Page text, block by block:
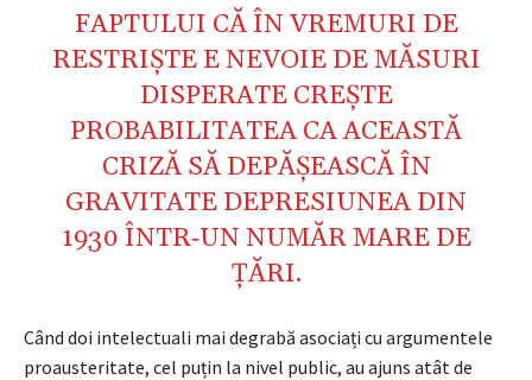
FAPTULUI CĂ ÎN VREMURI DE
RESTRIȘTE E NEVOIE DE MĂSURI
DISPERATE CREȘTE
PROBABILITATEA CA ACEASTĂ
CRIZĂ SĂ DEPĂȘEASCĂ ÎN
GRAVITATE DEPRESIUNEA DIN
1930 ÎNTR‑UN NUMĂR MARE DE
ȚĂRI.
Când doi intelectuali mai degrabă asociați cu argumentele
proausteritate, cel puțin la nivel public, au ajuns atât de